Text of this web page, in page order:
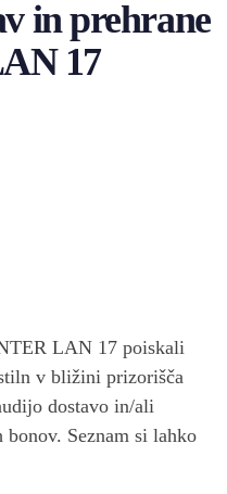
in prehrane
17
LAN 17 poiskali
v bližini prizorišča
dostavo in/ali
bonov. Seznam si lahko